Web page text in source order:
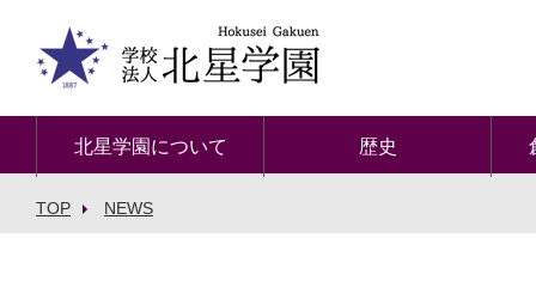
北星学園について 歴史
TOP NEWS